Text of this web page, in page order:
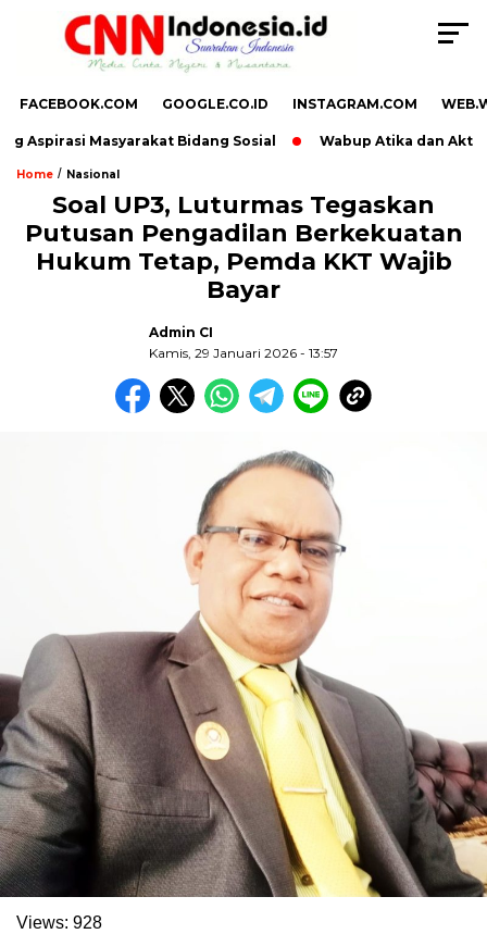
FACEBOOK.COM GOOGLE.CO.ID INSTAGRAM.COM
Masyarakat Bidang Sosial Wabup Atika dan Aktivis
Home / Nasional
Soal UP3, Luturmas Tegaskan
Putusan Pengadilan Berkekuatan
Hukum Tetap, Pemda KKT Wajib
Bayar
Admin CI
Kamis, 29 Januari 2026 - 13:57
Views: 928